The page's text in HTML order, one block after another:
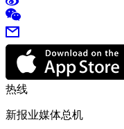
热线
新报业媒体总机